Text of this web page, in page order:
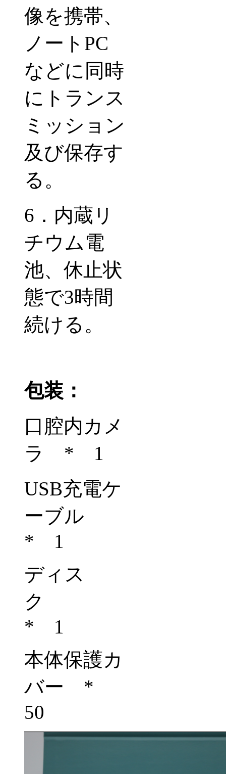
像を携帯、
ノート PC
などに同時
にトランス
ミッション
及び保存す
る。
6 ．内蔵リ
チウム電
池、休止状
態で3時間
続ける。
包装：
口腔内カメ
ラ *
1
USB充電ケ
ーブル
*
1
ディス
ク
*
1
本体保護カ
バー *
50